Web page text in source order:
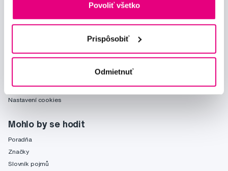
Povoliť všetko
Prispôsobiť
Odmietnuť
Obchodní podmínky
Prohlášení o používání cookies
Ochrana osobních údajů
Nastavení cookies
Mohlo by se hodit
Poradňa
Značky
Slovník pojmů